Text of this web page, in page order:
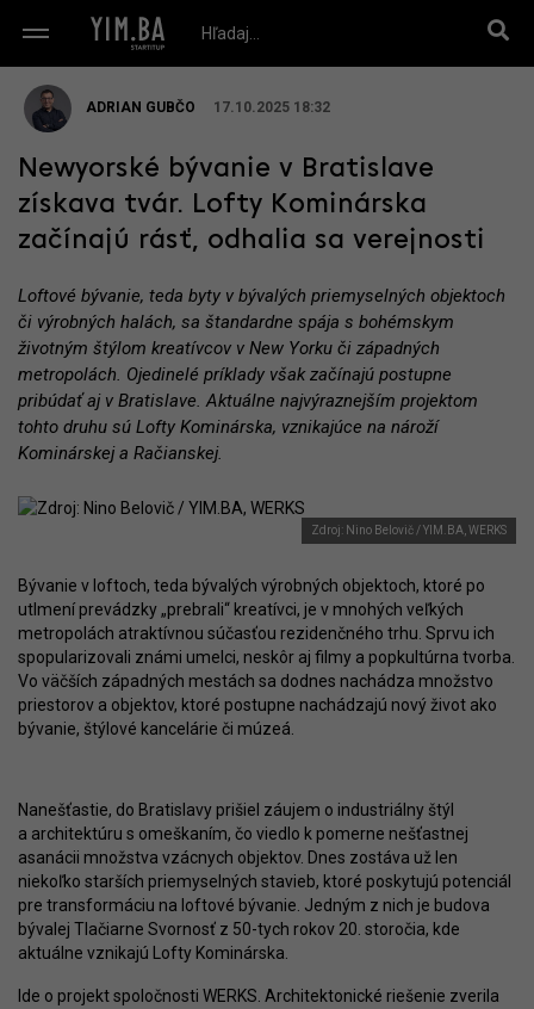
ADRIAN GUBČO 17.10.2025 18:32
Newyorské bývanie v Bratislave
získava tvár. Lofty Kominárska
začínajú rásť, odhalia sa verejnosti
Loftové bývanie, teda byty v bývalých priemyselných objektoch
či výrobných halách, sa štandardne spája s bohémskym
životným štýlom kreatívcov v New Yorku či západných
metropolách. Ojedinelé príklady však začínajú postupne
pribúdať aj v Bratislave. Aktuálne najvýraznejším projektom
tohto druhu sú Lofty Kominárska, vznikajúce na nároží
Kominárskej a Račianskej.
Zdroj: Nino Belovič / YIM.BA, WERKS
Bývanie v loftoch, teda bývalých výrobných objektoch, ktoré po
utlmení prevádzky „prebrali“ kreatívci, je v mnohých veľkých
metropolách atraktívnou súčasťou rezidenčného trhu. Sprvu ich
spopularizovali známi umelci, neskôr aj filmy a popkultúrna tvorba.
Vo väčších západných mestách sa dodnes nachádza množstvo
priestorov a objektov, ktoré postupne nachádzajú nový život ako
bývanie, štýlové kancelárie či múzeá.
Nanešťastie, do Bratislavy prišiel záujem o industriálny štýl
a architektúru s omeškaním, čo viedlo k pomerne nešťastnej
asanácii množstva vzácnych objektov. Dnes zostáva už len
niekoľko starších priemyselných stavieb, ktoré poskytujú potenciál
pre transformáciu na loftové bývanie. Jedným z nich je budova
bývalej Tlačiarne Svornosť z 50-tych rokov 20. storočia, kde
aktuálne vznikajú Lofty Kominárska.
Ide o projekt spoločnosti WERKS. Architektonické riešenie zverila